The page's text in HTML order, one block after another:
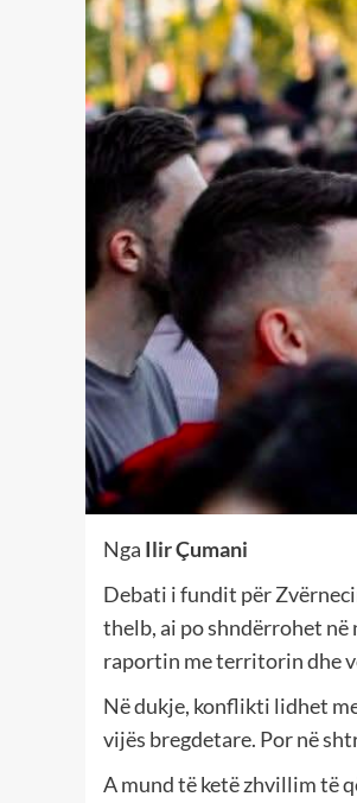
Nga Ilir Çumani
Debati i fundit për
thelb, ai po shndërrohet në
raportin me territorin dhe
Në dukje, konflikti lidhet
vijës bregdetare. Por në
A mund të ketë zhvillim të